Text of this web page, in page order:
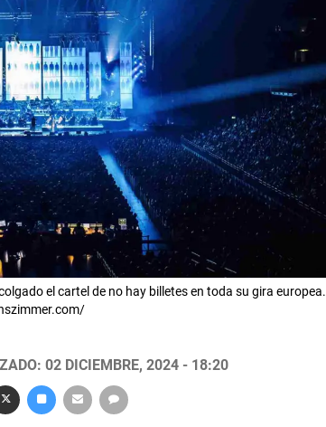
el cartel de no hay billetes en toda su gira europea.
02 DICIEMBRE, 2024 - 18:20